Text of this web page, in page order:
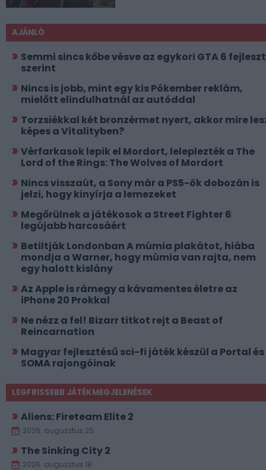
AJÁNLÓ
Semmi sincs kőbe vésve az egykori GTA 6
szerint
Nincs is jobb, mint egy kis Pókember reklám,
mielőtt elindulhatnál az autóddal
Torzsiékkal két bronzérmet nyert, akkor mire
képes a Vitalityben?
Vérfarkasok lepik el Mordort, leleplezték a The
Lord of the Rings: The Wolves of Mordort
Nincs visszaút, a Sony már a PS5-ök dobozán is
jelzi, hogy kinyírja a lemezeket
Megőrülnek a játékosok a Street Fighter 6
legújabb harcosáért
Betiltják Londonban A múmia plakátot, hiába
mondja a Warner, hogy múmia van rajta, nem
egy halott kislány
Az Apple is rámegy a kávamentes életre az
iPhone 20 Prokkal
Ne nézz a fel! Bizarr titkot rejt a Beast of
Reincarnation
Magyar fejlesztésű sci-fi játék készül a Portal és
SOMA rajongóinak
LEGFRISSEBB JÁTÉKMEGJELENÉSEK
Aliens: Fireteam Elite 2
2026. augusztus 25.
The Sinking City 2
2026. augusztus 18.